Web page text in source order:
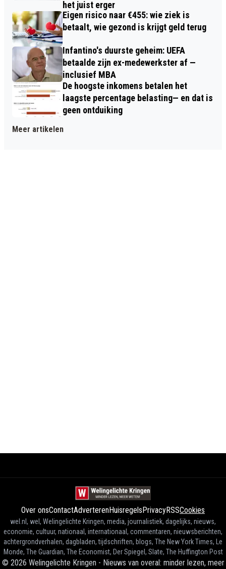
het juist erger
Eigen risico naar €455: wie ziek is
betaalt, wie gezond is krijgt geld terug
Infantino's duurste geheim: UEFA
betaalde zijn ex-medewerkster af —
inclusief MBA
De hoogste inkomens betalen het
laagste percentage belasting— en dat is
geen ontduiking
Meer artikelen
Over onsContactAdverterenHuisregelsPrivacyRSSCookies
wel.nl, wel, Welingelichte Kringen, media, journalistiek, dagelijks, nieuws,
economie, cultuur, nationaal, internationaal, commentaren, nieuwsberichten,
achtergrondverhalen, dagbladen, tijdschriften, blogs, The New York Times, Le
Monde, The Guardian, The Economist, Der Spiegel, Slate, The Huffington Post
© 2026 Welingelichte Kringen - Nieuws van overal: minder lezen, meer